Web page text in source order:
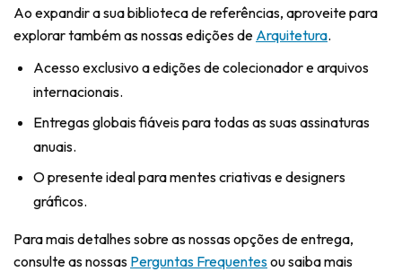
Ao expandir a sua biblioteca de referências, aproveite para
explorar também as nossas edições de Arquitetura.
Acesso exclusivo a edições de colecionador e arquivos
internacionais.
Entregas globais fiáveis para todas as suas assinaturas
anuais.
O presente ideal para mentes criativas e designers
gráficos.
Para mais detalhes sobre as nossas opções de entrega,
consulte as nossas Perguntas Frequentesou saiba mais